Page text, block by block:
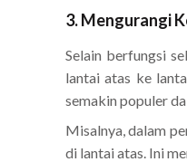
3. Mengurangi
Selain berfungsi
lantai atas ke
semakin populer
Misalnya, dalam
di lantai atas. Ini